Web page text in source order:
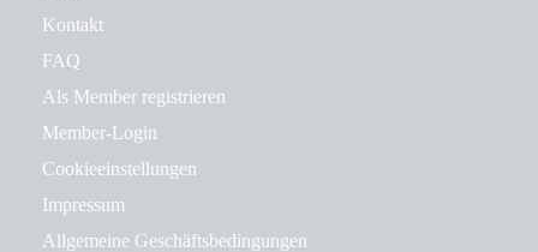
Kontakt
FAQ
Als Member registrieren
Member-Login
Cookieeinstellungen
Impressum
Allgemeine Geschäftsbedingungen